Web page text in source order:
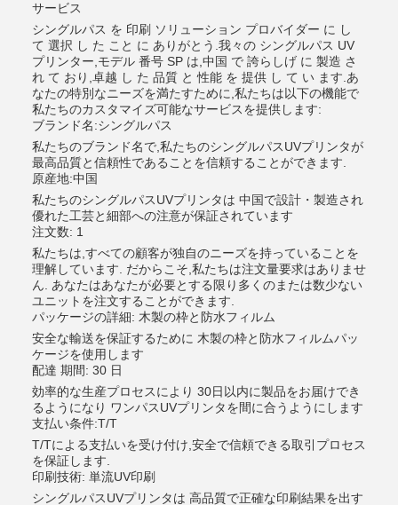
サービス
シングルパス を 印刷 ソリューション プロバイダー に し
て 選択 し た こと に ありがとう.我々の シングルパス UV
プリンター,モデル 番号 SP は,中国 で 誇らしげ に 製造 さ
れ て おり,卓越 し た 品質 と 性能 を 提供 し て い ます.あ
なたの特別なニーズを満たすために,私たちは以下の機能で
私たちのカスタマイズ可能なサービスを提供します:
ブランド名:シングルパス
私たちのブランド名で,私たちのシングルパスUVプリンタが
最高品質と信頼性であることを信頼することができます.
原産地:中国
私たちのシングルパスUVプリンタは 中国で設計・製造され
優れた工芸と細部への注意が保証されています
注文数: 1
私たちは,すべての顧客が独自のニーズを持っていることを
理解しています. だからこそ,私たちは注文量要求はありませ
ん. あなたはあなたが必要とする限り多くのまたは数少ない
ユニットを注文することができます.
パッケージの詳細: 木製の枠と防水フィルム
安全な輸送を保証するために 木製の枠と防水フィルムパッ
ケージを使用します
配達 期間: 30 日
効率的な生産プロセスにより 30日以内に製品をお届けでき
るようになり ワンパスUVプリンタを間に合うようにします
支払い条件:T/T
T/Tによる支払いを受け付け,安全で信頼できる取引プロセス
を保証します.
印刷技術: 単流UV印刷
シングルパスUVプリンタは 高品質で正確な印刷結果を出す